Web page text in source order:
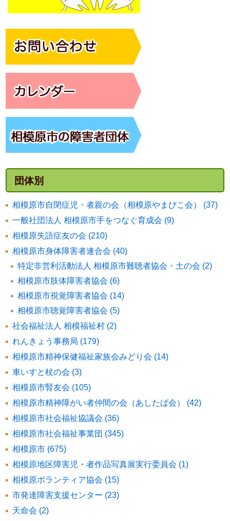
団体別
相模原市自閉症児・者親の会（相模原やまびこ会） (37)
一般社団法人 相模原市手をつなぐ育成会 (9)
相模原失語症友の会 (210)
相模原市身体障害者連合会 (40)
特定非営利活動法人 相模原市難聴者協会・土の会 (2)
相模原市肢体障害者協会 (6)
相模原市視覚障害者協会 (14)
相模原市聴覚障害者協会 (5)
社会福祉法人 相模福祉村 (2)
れんきょう事務局 (179)
相模原市精神保健福祉家族会みどり会 (14)
車いすと杖の会 (3)
相模原市腎友会 (105)
相模原市精神障がい者仲間の会（あしたば会） (42)
相模原市社会福祉協議会 (36)
相模原市社会福祉事業団 (345)
相模原市 (675)
相模原地区障害児・者作品写真展実行委員会 (1)
相模原ボランティア協会 (15)
市発達障害支援センター (23)
天命会 (2)